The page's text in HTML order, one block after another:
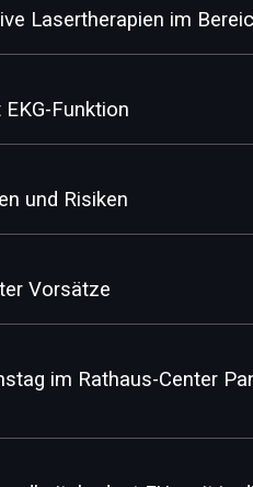
Lasertherapien im
Funktion
und Risiken
Vorsätze
im Rathaus-Center